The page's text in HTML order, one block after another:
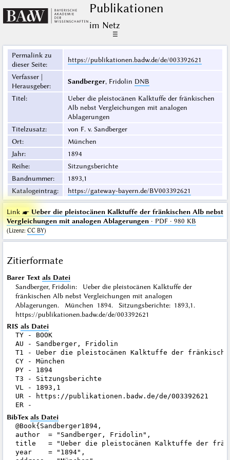
Publikationen
im Netz
☰
Permalink zu
dieser Seite:
https://publikationen.badw.de/de/003392621
Verfasser |
Herausgeber:
Sandberger, Fridolin DNB
Titel:
Ueber die pleistocänen Kalktuffe der fränkischen
Alb nebst Vergleichungen mit analogen
Ablagerungen
Titelzusatz:
von F. v. Sandberger
Ort:
München
Jahr:
1894
Reihe:
Sitzungsberichte
Bandnummer:
1893,1
Katalogeintrag: https://gateway-bayern.de/BV003392621
Link ☛ Ueber die pleistocänen Kalktuffe der fränkischen Alb nebst
Vergleichungen mit analogen Ablagerungen· PDF · 980 KB
(Lizenz: CC BY)
Zitierformate
Barer Text als Datei
Sandberger, Fridolin: Ueber die pleistocänen Kalktuffe der
fränkischen Alb nebst Vergleichungen mit analogen
Ablagerungen. München 1894. Sitzungsberichte: 1893,1.
https://publikationen.badw.de/de/003392621
RIS als Datei
TY - BOOK
AU - Sandberger, Fridolin
T1 - Ueber die pleistocänen Kalktuffe der
CY - München
PY - 1894
T3 - Sitzungsberichte
VL - 1893,1
UR - https://publikationen.badw.de/de/003392621
BibTex als Datei
@Book{Sandberger1894,
author  = "Sandberger, Fridolin",
title   = "Ueber die pleistocänen Kalktuffe der
year    = "1894",